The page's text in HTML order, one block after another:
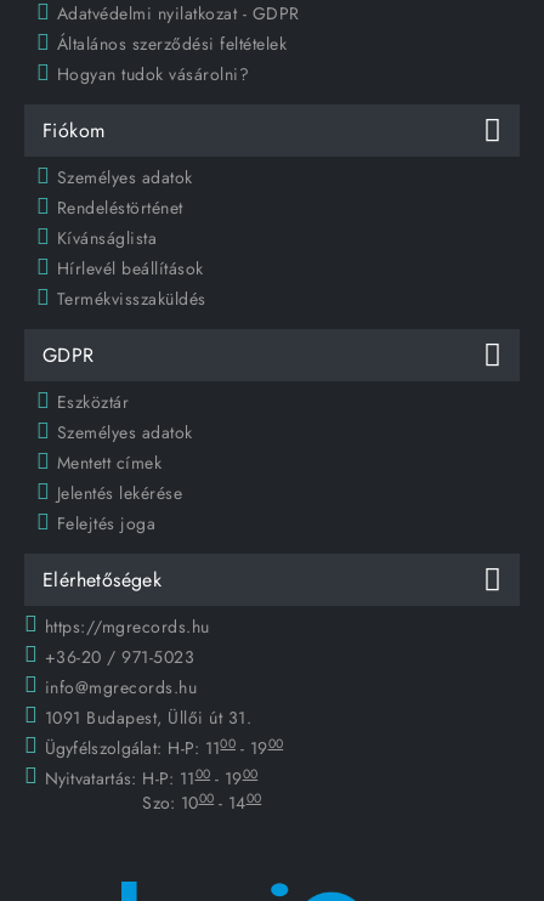
Adatvédelmi nyilatkozat - GDPR
Általános szerződési feltételek
Hogyan tudok vásárolni?
Fiókom
Személyes adatok
Rendeléstörténet
Kívánságlista
Hírlevél beállítások
Termékvisszaküldés
GDPR
Eszköztár
Személyes adatok
Mentett címek
Jelentés lekérése
Felejtés joga
Elérhetőségek
https://mgrecords.hu
+36-20 / 971-5023
info@mgrecords.hu
1091 Budapest, Üllői út 31.
Ügyfélszolgálat: H-P: 1100 - 1900
Nyitvatartás: H-P: 1100 - 1900
Szo: 1000 - 1400